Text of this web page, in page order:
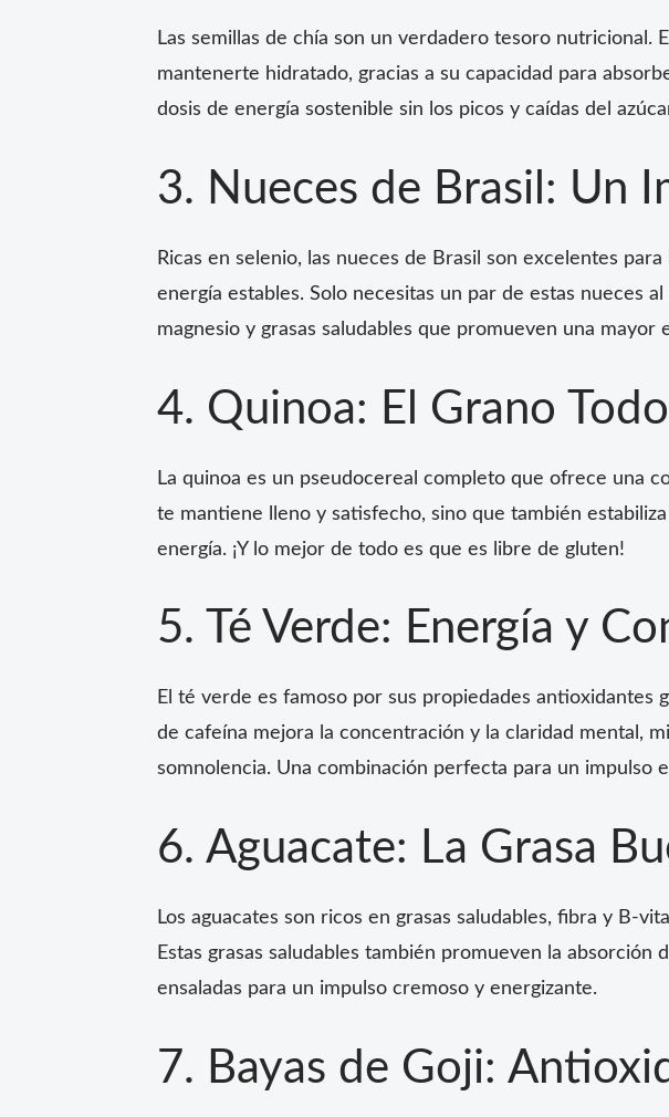
Las semillas de chía son un verdadero tesoro nutricional.
mantenerte hidratado, gracias a su capacidad para
dosis de energía sostenible sin los picos y caídas del
3. Nueces de Brasil: Un
Ricas en selenio, las nueces de Brasil son excelentes
energía estables. Solo necesitas un par de estas nueces
magnesio y grasas saludables que promueven una
4. Quinoa: El Grano
La quinoa es un pseudocereal completo que ofrece una
te mantiene lleno y satisfecho, sino que también
energía. ¡Y lo mejor de todo es que es libre de gluten!
5. Té Verde: Energía y
El té verde es famoso por sus propiedades antioxidantes
de cafeína mejora la concentración y la claridad mental,
somnolencia. Una combinación perfecta para un impulso
6. Aguacate: La Grasa
Los aguacates son ricos en grasas saludables, fibra y B-
Estas grasas saludables también promueven la
ensaladas para un impulso cremoso y energizante.
7. Bayas de Goji: